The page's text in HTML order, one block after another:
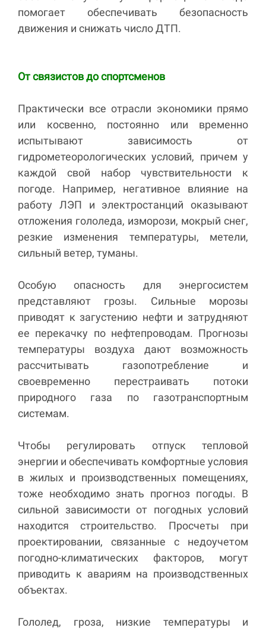
помогает обеспечивать безопасность
движения и снижать число ДТП.
От связистов до спортсменов
Практически все отрасли экономики прямо
или косвенно, постоянно или временно
испытывают зависимость от
гидрометеорологических условий, причем у
каждой свой набор чувствительности к
погоде. Например, негативное влияние на
работу ЛЭП и электростанций оказывают
отложения гололеда, изморози, мокрый снег,
резкие изменения температуры, метели,
сильный ветер, туманы.
Особую опасность для энергосистем
представляют грозы. Сильные морозы
приводят к загустению нефти и затрудняют
ее перекачку по нефтепроводам. Прогнозы
температуры воздуха дают возможность
рассчитывать газопотребление и
своевременно перестраивать потоки
природного газа по газотранспортным
системам.
Чтобы регулировать отпуск тепловой
энергии и обеспечивать комфортные условия
в жилых и производственных помещениях,
тоже необходимо знать прогноз погоды. В
сильной зависимости от погодных условий
находится строительство. Просчеты при
проектировании, связанные с недоучетом
погодно-климатических факторов, могут
приводить к авариям на производственных
объектах.
Гололед, гроза, низкие температуры и